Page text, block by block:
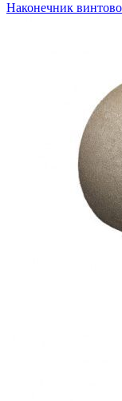
Наконечник